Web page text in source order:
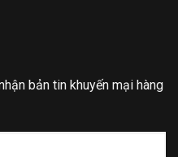
bản tin khuyến mại hàng